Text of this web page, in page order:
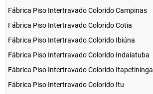
Fábrica Piso Intertravado Colorido Campinas
Fábrica Piso Intertravado Colorido Cotia
Fábrica Piso Intertravado Colorido Ibiúna
Fábrica Piso Intertravado Colorido Indaiatuba
Fábrica Piso Intertravado Colorido Itapetininga
Fábrica Piso Intertravado Colorido Itu